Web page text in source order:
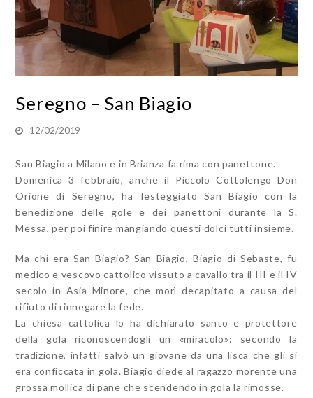
Seregno – San Biagio
12/02/2019
San Biagio a Milano e in Brianza fa rima con panettone.
Domenica 3 febbraio, anche il Piccolo Cottolengo Don
Orione di Seregno, ha festeggiato San Biagio con la
benedizione delle gole e dei panettoni durante la S.
Messa, per poi finire mangiando questi dolci tutti insieme.
Ma chi era San Biagio? San Biagio, Biagio di Sebaste, fu
medico e vescovo cattolico vissuto a cavallo tra il III e il IV
secolo in Asia Minore, che morì decapitato a causa del
rifiuto di rinnegare la fede.
La chiesa cattolica lo ha dichiarato santo e protettore
della gola riconoscendogli un «miracolo»: secondo la
tradizione, infatti salvò un giovane da una lisca che gli si
era conficcata in gola. Biagio diede al ragazzo morente una
grossa mollica di pane che scendendo in gola la rimosse.